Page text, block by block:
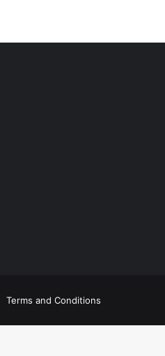
Terms and Conditions